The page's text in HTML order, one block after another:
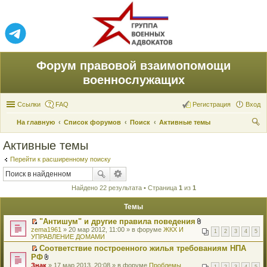
Форум правовой взаимопомощи
военнослужащих
Ссылки FAQ Вход
Регистрация
На главную Список форумов Поиск
Активные темы
Активные темы
Перейти к расширенному поиску
Найдено 22 результата • Страница 1 из 1
Темы
П
е
р
е
й
т
"Антишум" и другие правила поведения
В
л
о
ж
н
1 2 3 4 5
zema1961 » 20 мар 2012, 11:00 » в форуме ЖКХ И
УПРАВЛЕНИЕ ДОМАМИ
П
е
Соответствие построенного жилья требованиям НПА
РФ
В
Знак » 17 мар 2013, 20:08 » в форуме Проблемы